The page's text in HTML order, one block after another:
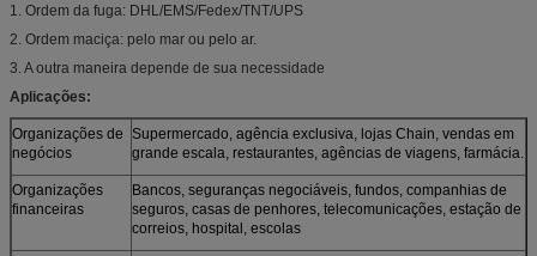
1. Ordem da fuga: DHL/EMS/Fedex/TNT/UPS
2. Ordem maciça: pelo mar ou pelo ar.
3. A outra maneira depende de sua necessidade
Aplicações:
Organizações de
negócios
Supermercado, agência exclusiva, lojas Chain, vendas em
grande escala, restaurantes, agências de viagens, farmácia.
Organizações
financeiras
Bancos, seguranças negociáveis, fundos, companhias de
seguros, casas de penhores, telecomunicações, estação de
correios, hospital, escolas